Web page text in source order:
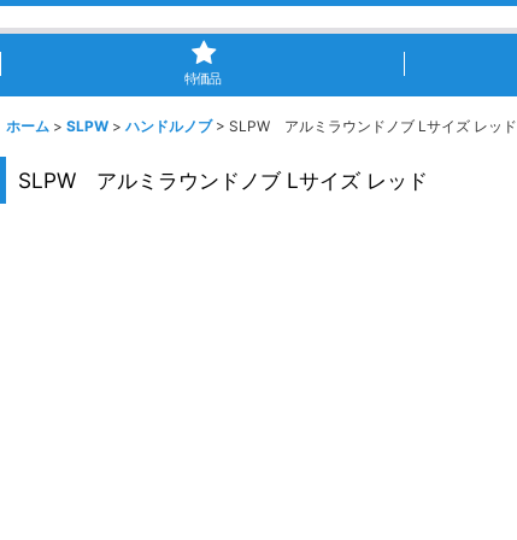
特価品
ホーム > SLPW > ハンドルノブ > SLPW アルミラウンドノブ Lサイズ レッド
SLPW アルミラウンドノブ Lサイズ レッド